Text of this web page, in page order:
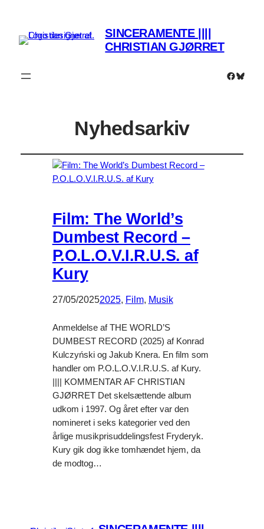
SINCERAMENTE ||||
CHRISTIAN GJØRRET
Nyhedsarkiv
Film: The World’s
Dumbest Record –
P.O.L.O.V.I.R.U.S. af
Kury
27/05/20252025, Film, Musik
Anmeldelse af THE WORLD’S
DUMBEST RECORD (2025) af Konrad
Kulczyński og Jakub Knera. En film som
handler om P.O.L.O.V.I.R.U.S. af Kury.
|||| KOMMENTAR AF CHRISTIAN
GJØRRET Det skelsættende album
udkom i 1997. Og året efter var den
nomineret i seks kategorier ved den
årlige musikprisuddelingsfest Fryderyk.
Kury gik dog ikke tomhændet hjem, da
de modtog…